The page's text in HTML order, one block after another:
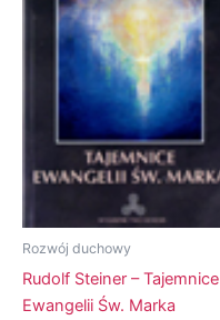
Rozwój duchowy
Rudolf Steiner – Tajemnice
Ewangelii Św. Marka